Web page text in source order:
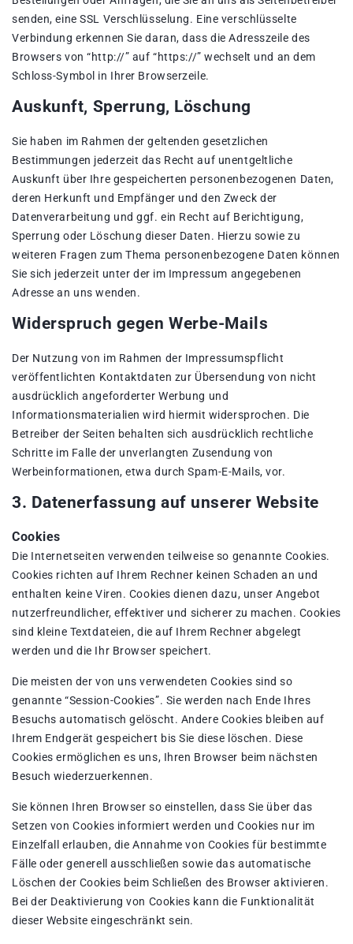
senden, eine SSL Verschlüsselung. Eine verschlüsselte
Verbindung erkennen Sie daran, dass die Adresszeile des
Browsers von “http://” auf “https://” wechselt und an dem
Schloss-Symbol in Ihrer Browserzeile.
Auskunft, Sperrung, Löschung
Sie haben im Rahmen der geltenden gesetzlichen
Bestimmungen jederzeit das Recht auf unentgeltliche
Auskunft über Ihre gespeicherten personenbezogenen Daten,
deren Herkunft und Empfänger und den Zweck der
Datenverarbeitung und ggf. ein Recht auf Berichtigung,
Sperrung oder Löschung dieser Daten. Hierzu sowie zu
weiteren Fragen zum Thema personenbezogene Daten können
Sie sich jederzeit unter der im Impressum angegebenen
Adresse an uns wenden.
Widerspruch gegen Werbe-Mails
Der Nutzung von im Rahmen der Impressumspflicht
veröffentlichten Kontaktdaten zur Übersendung von nicht
ausdrücklich angeforderter Werbung und
Informationsmaterialien wird hiermit widersprochen. Die
Betreiber der Seiten behalten sich ausdrücklich rechtliche
Schritte im Falle der unverlangten Zusendung von
Werbeinformationen, etwa durch Spam-E-Mails, vor.
3. Datenerfassung auf unserer Website
Cookies
Die Internetseiten verwenden teilweise so genannte Cookies.
Cookies richten auf Ihrem Rechner keinen Schaden an und
enthalten keine Viren. Cookies dienen dazu, unser Angebot
nutzerfreundlicher, effektiver und sicherer zu machen. Cookies
sind kleine Textdateien, die auf Ihrem Rechner abgelegt
werden und die Ihr Browser speichert.
Die meisten der von uns verwendeten Cookies sind so
genannte “Session-Cookies”. Sie werden nach Ende Ihres
Besuchs automatisch gelöscht. Andere Cookies bleiben auf
Ihrem Endgerät gespeichert bis Sie diese löschen. Diese
Cookies ermöglichen es uns, Ihren Browser beim nächsten
Besuch wiederzuerkennen.
Sie können Ihren Browser so einstellen, dass Sie über das
Setzen von Cookies informiert werden und Cookies nur im
Einzelfall erlauben, die Annahme von Cookies für bestimmte
Fälle oder generell ausschließen sowie das automatische
Löschen der Cookies beim Schließen des Browser aktivieren.
Bei der Deaktivierung von Cookies kann die Funktionalität
dieser Website eingeschränkt sein.